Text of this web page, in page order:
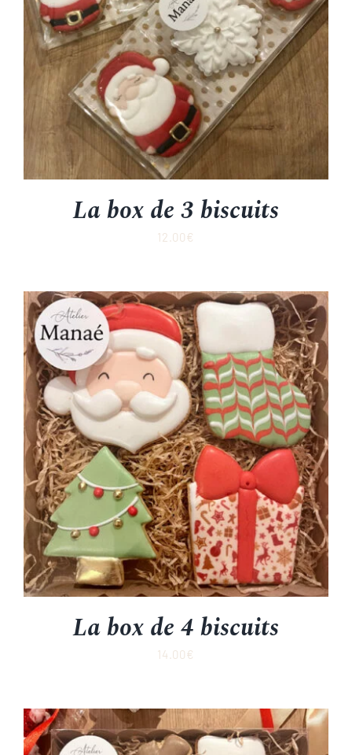
La box de 3 biscuits
12.00€
La box de 4 biscuits
14.00€